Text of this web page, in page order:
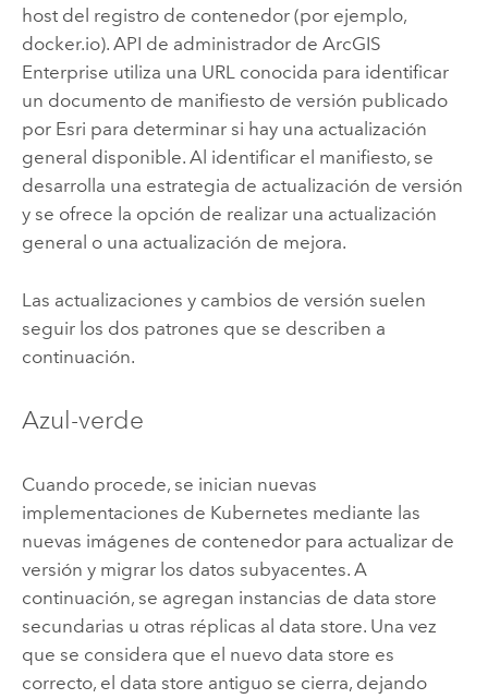
host del registro de contenedor (por ejemplo,
docker.io). API de administrador de ArcGIS
Enterprise utiliza una URL conocida para identificar
un documento de manifiesto de versión publicado
por Esri para determinar si hay una actualización
general disponible. Al identificar el manifiesto, se
desarrolla una estrategia de actualización de versión
y se ofrece la opción de realizar una actualización
general o una actualización de mejora.
Las actualizaciones y cambios de versión suelen
seguir los dos patrones que se describen a
continuación.
Azul-verde
Cuando procede, se inician nuevas
implementaciones de Kubernetes mediante las
nuevas imágenes de contenedor para actualizar de
versión y migrar los datos subyacentes. A
continuación, se agregan instancias de data store
secundarias u otras réplicas al data store. Una vez
que se considera que el nuevo data store es
correcto, el data store antiguo se cierra, dejando